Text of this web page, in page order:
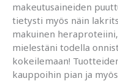
makeutusaineiden
tietysti myös näin
makuinen
mielestäni todella
kokeilemaan!
kauppoihin pian ja myös